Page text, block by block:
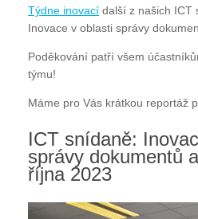
Týdne inovací další z našich ICT
Inovace v oblasti správy
Poděkování patří všem
týmu!
Máme pro Vás krátkou reportáž
ICT snídaně:
správy dokumentů
října 2023